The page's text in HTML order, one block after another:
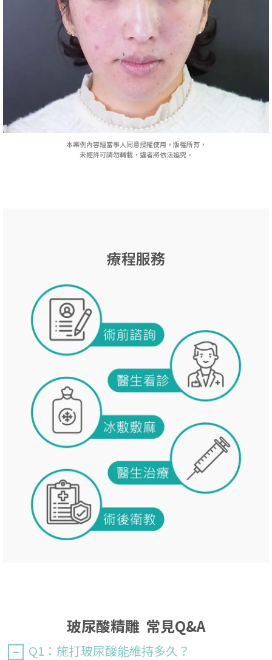
本案例內容經當事人同意授權使用，版權所有，
未經許可請勿轉載，違者將依法追究。
療程服務
玻尿酸精雕 常見Q&A
Q1：施打玻尿酸能維持多久？